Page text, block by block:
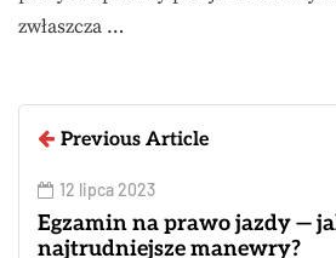
zwłaszcza …
Previous Article
12 lipca 2023
Egzamin na prawo jazdy —
najtrudniejsze manewry?